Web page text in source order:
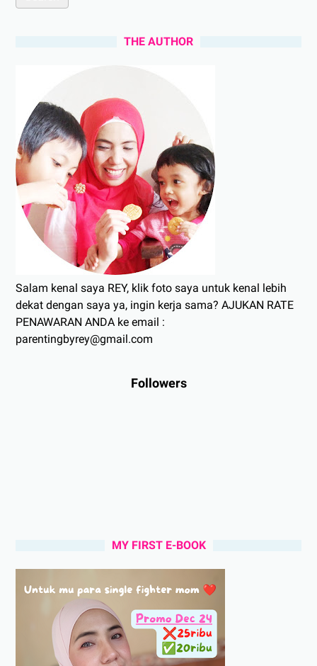
THE AUTHOR
Salam kenal saya REY, klik foto saya untuk kenal lebih
dekat dengan saya ya, ingin kerja sama? AJUKAN RATE
PENAWARAN ANDA ke email :
parentingbyrey@gmail.com
Followers
MY FIRST E-BOOK